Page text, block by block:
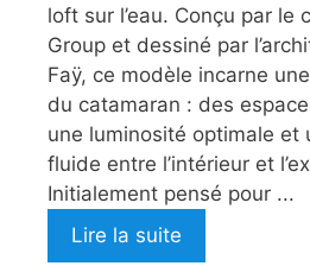
loft sur l’eau. Conçu par le
Group et dessiné par
Faÿ, ce modèle incarne
du catamaran : des
une luminosité optimale et
fluide entre l’intérieur et
Initialement pensé pour ...
Lire la suite